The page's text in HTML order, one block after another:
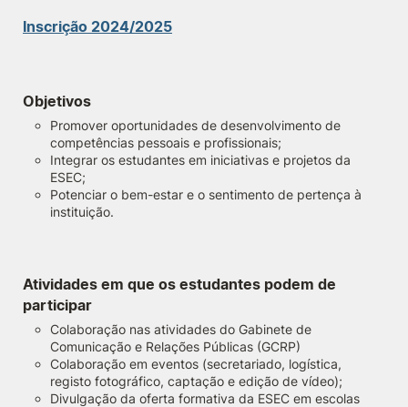
Inscrição 2024/2025
Objetivos
Promover oportunidades de desenvolvimento de
competências pessoais e profissionais;
Integrar os estudantes em iniciativas e projetos da
ESEC;
Potenciar o bem-estar e o sentimento de pertença à
instituição.
Atividades em que os estudantes podem de
participar
Colaboração nas atividades do Gabinete de
Comunicação e Relações Públicas (GCRP)
Colaboração em eventos (secretariado, logística,
registo fotográfico, captação e edição de vídeo);
Divulgação da oferta formativa da ESEC em escolas